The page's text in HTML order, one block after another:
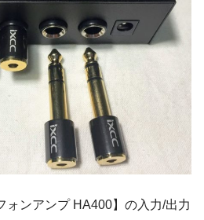
ォンアンプ HA400】の入力/出力